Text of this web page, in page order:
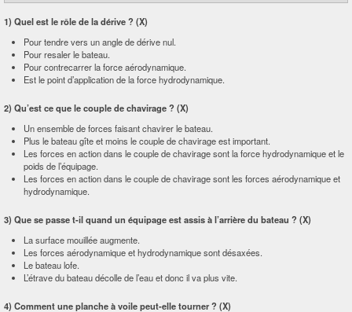
1) Quel est le rôle de la dérive ? (X)
Pour tendre vers un angle de dérive nul.
Pour resaler le bateau.
Pour contrecarrer la force aérodynamique.
Est le point d’application de la force hydrodynamique.
2) Qu’est ce que le couple de chavirage ? (X)
Un ensemble de forces faisant chavirer le bateau.
Plus le bateau gîte et moins le couple de chavirage est important.
Les forces en action dans le couple de chavirage sont la force hydrodynamique et le
poids de l’équipage.
Les forces en action dans le couple de chavirage sont les forces aérodynamique et
hydrodynamique.
3) Que se passe t-il quand un équipage est assis à l’arrière du bateau ? (X)
La surface mouillée augmente.
Les forces aérodynamique et hydrodynamique sont désaxées.
Le bateau lofe.
L’étrave du bateau décolle de l’eau et donc il va plus vite.
4) Comment une planche à voile peut-elle tourner ? (X)